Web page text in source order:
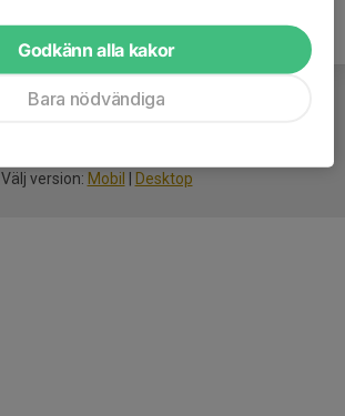
Välj version: Mobil Desktop
Godkänn alla kakor
Bara nödvändiga